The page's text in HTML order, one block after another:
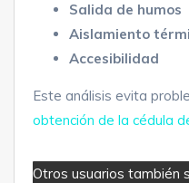
Salida de humos
Aislamiento
Accesibilidad
Este análisis evita
obtención de la cédula
Otros usuarios también